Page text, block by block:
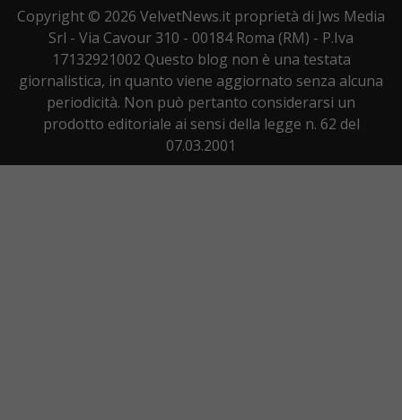
Copyright © 2026 VelvetNews.it proprietà di Jws Media
Srl - Via Cavour 310 - 00184 Roma (RM) - P.Iva
17132921002 Questo blog non è una testata
giornalistica, in quanto viene aggiornato senza alcuna
periodicità. Non può pertanto considerarsi un
prodotto editoriale ai sensi della legge n. 62 del
07.03.2001